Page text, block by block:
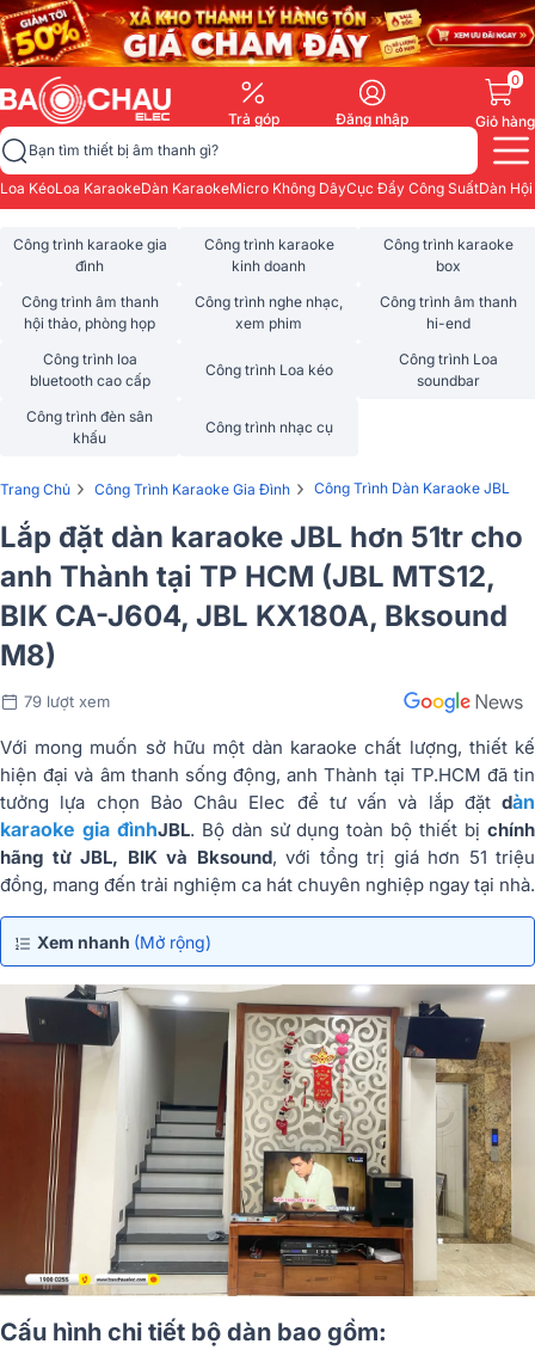
Trả góp Đăng nhập
0
Giỏ hàng
Bạn tìm thiết bị âm thanh gì?
Loa KéoLoa KaraokeDàn KaraokeMicro Không DâyCục Đẩy Công SuấtDàn
Công trình karaoke gia
đình
Công trình karaoke
kinh doanh
Công trình karaoke
box
Công trình âm thanh
hội thảo, phòng họp
Công trình nghe nhạc,
xem phim
Công trình âm thanh
hi-end
Công trình loa
bluetooth cao cấp
Công trình Loa kéo
Công trình Loa
soundbar
Công trình đèn sân
khấu
Công trình nhạc cụ
Trang Chủ › Công Trình Karaoke Gia Đình › Công Trình Dàn Karaoke JBL
Lắp đặt dàn karaoke JBL hơn 51tr cho
anh Thành tại TP HCM (JBL MTS12,
BIK CA-J604, JBL KX180A, Bksound
M8)
79 lượt xem
Với mong muốn sở hữu một dàn karaoke chất lượng, thiết kế
hiện đại và âm thanh sống động, anh Thành tại TP.HCM đã tin
tưởng lựa chọn Bảo Châu Elec để tư vấn và lắp đặt dàn
karaoke gia đìnhJBL. Bộ dàn sử dụng toàn bộ thiết bịchính
hãng từ JBL, BIK và Bksound, với tổng trị giá hơn 51 triệu
đồng, mang đến trải nghiệm ca hát chuyên nghiệp ngay tại nhà.
Xem nhanh (Mở rộng)
Cấu hình chi tiết bộ dàn bao gồm: